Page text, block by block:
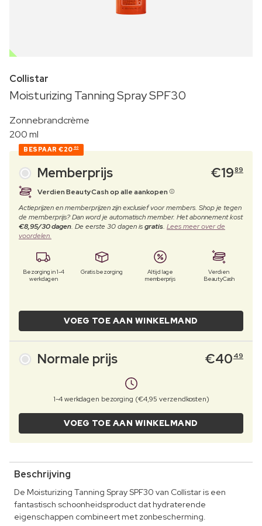
OUTLET
Collistar
Moisturizing Tanning Spray SPF30
Zonnebrandcrème
200 ml
BESPAAR €20 60
Memberprijs €1989
Verdien BeautyCash op alle aankopen
Actieprijzen en memberprijzen zijn exclusief voor members. Shop je tegen
de memberprijs? Dan word je automatisch member. Het abonnement kost
€8,95/30 dagen. De eerste 30 dagen isgratis. Lees meer over de
voordelen.
Bezorging in 1-4
werkdagen
Gratis bezorging
Altijd lage
memberprijs
Verdien
BeautyCash
VOEG TOE AAN WINKELMAND
Normale prijs €40 49
1-4 werkdagen bezorging (€4,95 verzendkosten)
VOEG TOE AAN WINKELMAND
Beschrijving
De Moisturizing Tanning Spray SPF30 van Collistar is een
fantastisch schoonheidsproduct dat hydraterende
eigenschappen combineert met zonbescherming.